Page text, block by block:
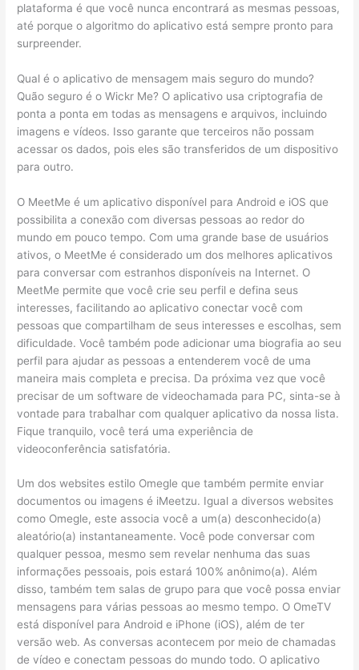
plataforma é que você nunca encontrará as mesmas pessoas,
até porque o algoritmo do aplicativo está sempre pronto para
surpreender.
Qual é o aplicativo de mensagem mais seguro do mundo?
Quão seguro é o Wickr Me? O aplicativo usa criptografia de
ponta a ponta em todas as mensagens e arquivos, incluindo
imagens e vídeos. Isso garante que terceiros não possam
acessar os dados, pois eles são transferidos de um dispositivo
para outro.
O MeetMe é um aplicativo disponível para Android e iOS que
possibilita a conexão com diversas pessoas ao redor do
mundo em pouco tempo. Com uma grande base de usuários
ativos, o MeetMe é considerado um dos melhores aplicativos
para conversar com estranhos disponíveis na Internet. O
MeetMe permite que você crie seu perfil e defina seus
interesses, facilitando ao aplicativo conectar você com
pessoas que compartilham de seus interesses e escolhas, sem
dificuldade. Você também pode adicionar uma biografia ao seu
perfil para ajudar as pessoas a entenderem você de uma
maneira mais completa e precisa. Da próxima vez que você
precisar de um software de videochamada para PC, sinta-se à
vontade para trabalhar com qualquer aplicativo da nossa lista.
Fique tranquilo, você terá uma experiência de
videoconferência satisfatória.
Um dos websites estilo Omegle que também permite enviar
documentos ou imagens é iMeetzu. Igual a diversos websites
como Omegle, este associa você a um(a) desconhecido(a)
aleatório(a) instantaneamente. Você pode conversar com
qualquer pessoa, mesmo sem revelar nenhuma das suas
informações pessoais, pois estará 100% anônimo(a). Além
disso, também tem salas de grupo para que você possa enviar
mensagens para várias pessoas ao mesmo tempo. O OmeTV
está disponível para Android e iPhone (iOS), além de ter
versão web. As conversas acontecem por meio de chamadas
de vídeo e conectam pessoas do mundo todo. O aplicativo